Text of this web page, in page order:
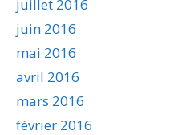
juillet 2016
juin 2016
mai 2016
avril 2016
mars 2016
février 2016